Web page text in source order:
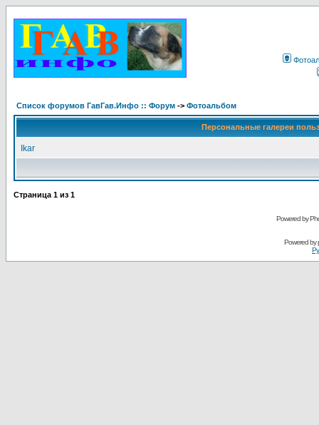
Список форумов ГавГав.Инфо :: Форум -> Фотоальбом
Персональные галереи
Ikar
Страница 1 из 1
Powered by
Powered by